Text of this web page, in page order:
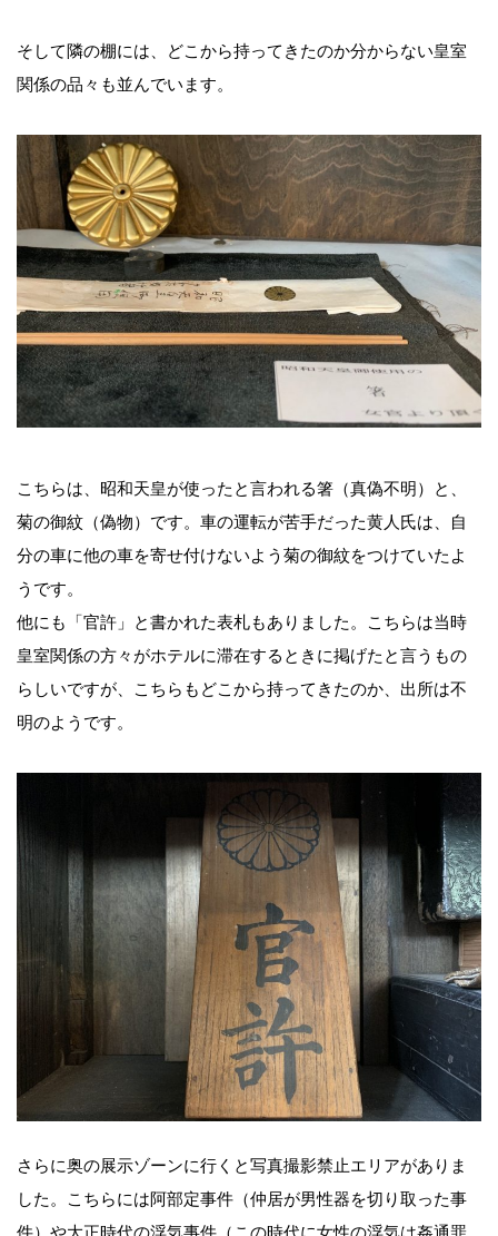
そして隣の棚には、どこから持ってきたのか分からない皇室
関係の品々も並んでいます。
こちらは、昭和天皇が使ったと言われる箸（真偽不明）と、
菊の御紋（偽物）です。車の運転が苦手だった黄人氏は、自
分の車に他の車を寄せ付けないよう菊の御紋をつけていたよ
うです。
他にも「官許」と書かれた表札もありました。こちらは当時
皇室関係の方々がホテルに滞在するときに掲げたと言うもの
らしいですが、こちらもどこから持ってきたのか、出所は不
明のようです。
さらに奥の展示ゾーンに行くと写真撮影禁止エリアがありま
した。こちらには阿部定事件（仲居が男性器を切り取った事